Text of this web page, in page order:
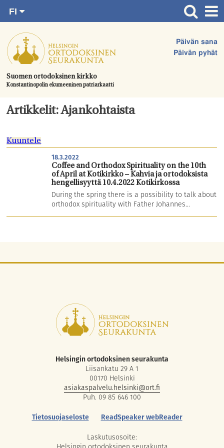
suoraan
sisältöön.
Suomen ortodoksinen kirkko
Konstantinopolin ekumeeninen patriarkaatti
Päivän sana
Päivän pyhät
FI
SV
EN
UA
Etusivu
Ajankohtaista
Juhlat & toimitukset
Kirkot
Tule mukaan
Hautausmaa
Yhteystiedot
Artikkelit: Ajankohtaista
Kuuntele
18.3.2022
Coffee and Orthodox Spirituality on the 10th
of April at Kotikirkko – Kahvia ja ortodoksista
hengellisyyttä 10.4.2022 Kotikirkossa
During the spring there is a possibility to talk about
orthodox spirituality with Father Johannes...
Helsingin ortodoksinen seurakunta
Liisankatu 29 A 1
00170 Helsinki
asiakaspalvelu.helsinki@ort.fi
Puh. 09 85 646 100
Tietosuojaseloste
ReadSpeaker webReader
Laskutusosoite: